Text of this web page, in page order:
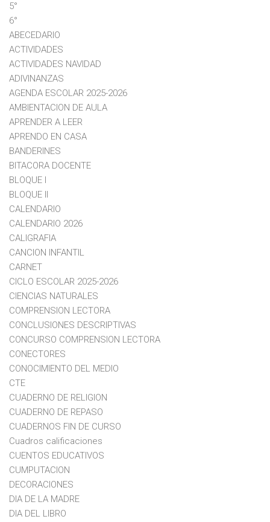
5°
6°
ABECEDARIO
ACTIVIDADES
ACTIVIDADES NAVIDAD
ADIVINANZAS
AGENDA ESCOLAR 2025-2026
AMBIENTACION DE AULA
APRENDER A LEER
APRENDO EN CASA
BANDERINES
BITACORA DOCENTE
BLOQUE I
BLOQUE II
CALENDARIO
CALENDARIO 2026
CALIGRAFIA
CANCION INFANTIL
CARNET
CICLO ESCOLAR 2025-2026
CIENCIAS NATURALES
COMPRENSION LECTORA
CONCLUSIONES DESCRIPTIVAS
CONCURSO COMPRENSION LECTORA
CONECTORES
CONOCIMIENTO DEL MEDIO
CTE
CUADERNO DE RELIGION
CUADERNO DE REPASO
CUADERNOS FIN DE CURSO
Cuadros calificaciones
CUENTOS EDUCATIVOS
CUMPUTACION
DECORACIONES
DIA DE LA MADRE
DIA DEL LIBRO